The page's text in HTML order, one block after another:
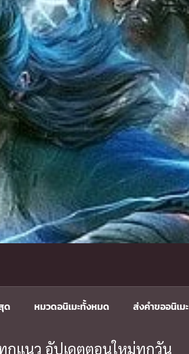
ด หมวดอนิเมะทั้งหมด ส่งคำขออนิเมะ
กแนว อัปเดตตอนใหม่ทุกวัน